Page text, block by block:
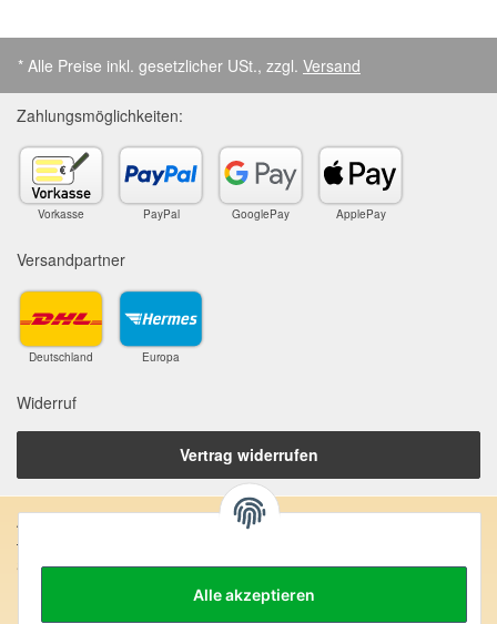
Alle akzeptieren
* Alle Preise inkl. gesetzlicher USt., zzgl. Versand
Zahlungsmöglichkeiten:
Vorkasse PayPal GooglePay ApplePay
Versandpartner
Deutschland Europa
Widerruf
Vertrag widerrufen
Anschrift:
SteinZeitOase